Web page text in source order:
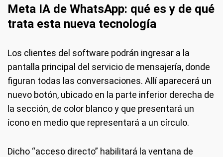
Meta IA de WhatsApp: qué es y de qué
trata esta nueva tecnología
Los clientes del software podrán ingresar a la
pantalla principal del servicio de mensajería, donde
figuran todas las conversaciones. Allí aparecerá un
nuevo botón, ubicado en la parte inferior derecha de
la sección, de color blanco y que presentará un
ícono en medio que representará a un círculo.
Dicho “acceso directo” habilitará la ventana de